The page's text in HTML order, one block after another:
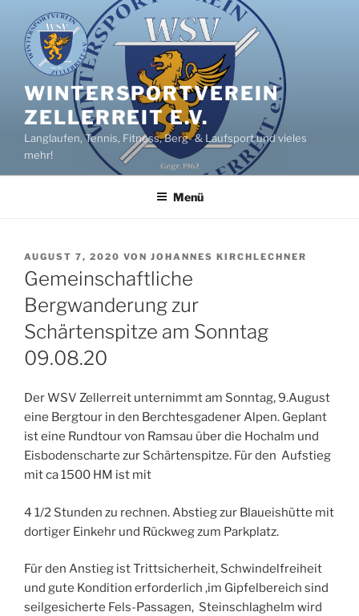
Inhalt
springen
WINTERSPORTVEREIN
ZELLERREIT E.V.
Langlaufen, Tennis, Fitness, Berg- & Laufsport und vieles
mehr!
Menü
VERÖFFENTLICHT
AM
AUGUST 7, 2020 VON JOHANNES KIRCHLECHNER
Gemeinschaftliche
Bergwanderung zur
Schärtenspitze am Sonntag
09.08.20
Der WSV Zellerreit unternimmt am Sonntag, 9.August
eine Bergtour in den Berchtesgadener Alpen. Geplant
ist eine Rundtour von Ramsau über die Hochalm und
Eisbodenscharte zur Schärtenspitze. Für den Aufstieg
mit ca 1500 HM ist mit
4 1/2 Stunden zu rechnen. Abstieg zur Blaueishütte mit
dortiger Einkehr und Rückweg zum Parkplatz.
Für den Anstieg ist Trittsicherheit, Schwindelfreiheit
und gute Kondition erforderlich ,im Gipfelbereich sind
seilgesicherte Fels-Passagen, Steinschlaghelm wird